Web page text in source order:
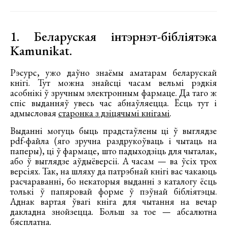
1. Беларуская інтэрнэт-бібліятэка
Kamunikat.
Рэсурс, ужо даўно знаёмы аматарам беларускай
кнігі. Тут можна знайсці часам вельмі рэдкія
асобнікі ў зручным электронным фармаце. Да таго ж
спіс выданняў увесь час абнаўляецца. Ёсць тут і
адмысловаястаронка з дзіцячымі кнігамі.
Выданні могуць быць прадстаўлены ці ў выглядзе
pdf-файла (яго зручна раздрукоўваць і чытаць на
паперы), ці ў фармаце, што падыходзіць для чыталак,
або ў выглядзе аўдыёверсіі. А часам — ва ўсіх трох
версіях. Так, на шляху да патрэбнай кнігі вас чакаюць
расчараванні, бо некаторыя выданні з каталогу ёсць
толькі ў папяровай форме ў пэўнай бібліятэцы.
Аднак вартая ўвагі кніга для чытання на вечар
дакладна знойзецца. Больш за тое — абсалютна
бясплатна.